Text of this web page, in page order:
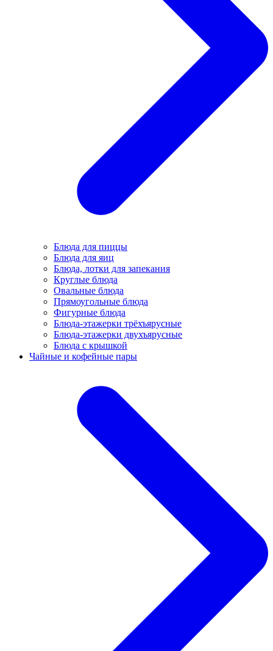
Блюда для пиццы
Блюда для яиц
Блюда, лотки для запекания
Круглые блюда
Овальные блюда
Прямоугольные блюда
Фигурные блюда
Блюда-этажерки трёхъярусные
Блюда-этажерки двухъярусные
Блюда с крышкой
Чайные и кофейные пары